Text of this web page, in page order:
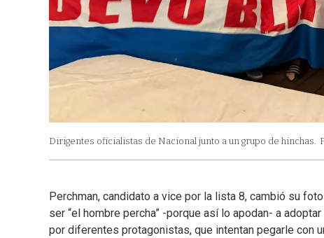
Dirigentes oficialistas de Nacional junto a un grupo de hinchas.
Perchman, candidato a vice por la lista 8, cambió su
ser “el hombre percha” -porque así lo apodan- a
por diferentes protagonistas, que intentan pegarle con